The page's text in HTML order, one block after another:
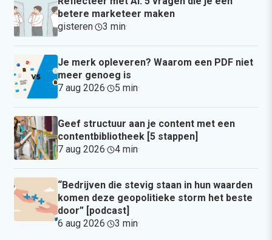
betere marketeer maken
gisteren· 3 min·
Je merk opleveren? Waarom een PDF niet
meer genoeg is
7 aug 2026· 5 min·
Geef structuur aan je content met een
contentbibliotheek [5 stappen]
7 aug 2026· 4 min·
“Bedrijven die stevig staan in hun waarden
komen deze geopolitieke storm het beste
door” [podcast]
6 aug 2026· 3 min·